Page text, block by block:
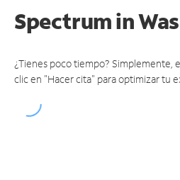
Spectrumin
¿Tienes poco tiempo? Simplemente,
clic en "Hacer cita" para optimizar tu